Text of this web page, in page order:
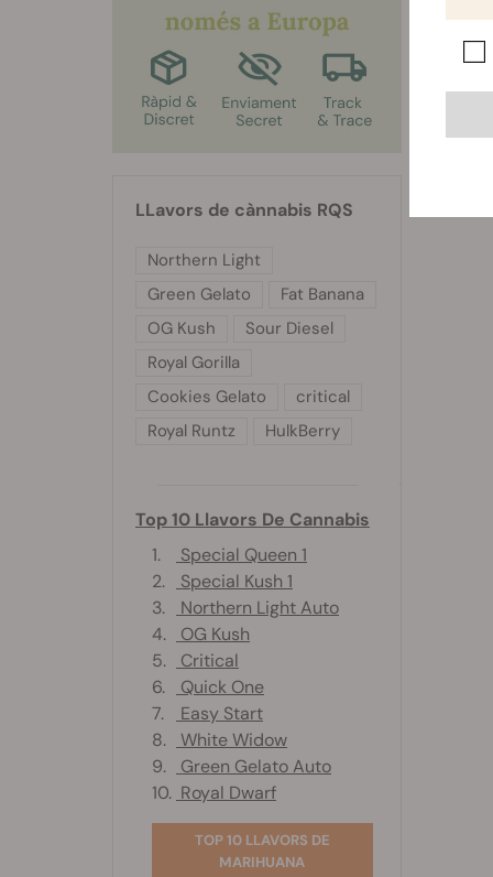
LLavors de cànnabis RQS
Northern Light
Green Gelato
Fat Banana
OG Kush
Sour Diesel
Royal Gorilla
Cookies Gelato
critical
Royal Runtz
HulkBerry
Top 10 Llavors De Cannabis
1.
Special Queen 1
2.
Special Kush 1
3.
Northern Light Auto
4.
OG Kush
5.
Critical
6.
Quick One
7.
Easy Start
8.
White Widow
9.
Green Gelato Auto
10. Royal Dwarf
TOP 10 LLAVORS DE
MARIHUANA